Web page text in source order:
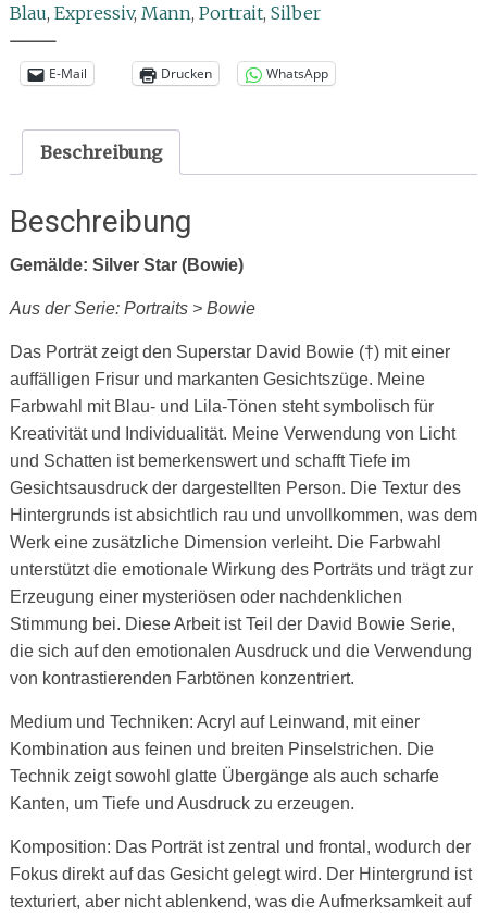
Menge
Blau, Expressiv, Mann, Portrait, Silber
--------------
E-Mail Drucken WhatsApp
Beschreibung
Beschreibung
Gemälde: Silver Star (Bowie)
Aus der Serie: Portraits > Bowie
Das Porträt zeigt den Superstar David Bowie (†) mit einer
auffälligen Frisur und markanten Gesichtszüge. Meine
Farbwahl mit Blau- und Lila-Tönen steht symbolisch für
Kreativität und Individualität. Meine Verwendung von Licht
und Schatten ist bemerkenswert und schafft Tiefe im
Gesichtsausdruck der dargestellten Person. Die Textur des
Hintergrunds ist absichtlich rau und unvollkommen, was dem
Werk eine zusätzliche Dimension verleiht. Die Farbwahl
unterstützt die emotionale Wirkung des Porträts und trägt zur
Erzeugung einer mysteriösen oder nachdenklichen
Stimmung bei. Diese Arbeit ist Teil der David Bowie Serie,
die sich auf den emotionalen Ausdruck und die Verwendung
von kontrastierenden Farbtönen konzentriert.
Medium und Techniken: Acryl auf Leinwand, mit einer
Kombination aus feinen und breiten Pinselstrichen. Die
Technik zeigt sowohl glatte Übergänge als auch scharfe
Kanten, um Tiefe und Ausdruck zu erzeugen.
Komposition: Das Porträt ist zentral und frontal, wodurch der
Fokus direkt auf das Gesicht gelegt wird. Der Hintergrund ist
texturiert, aber nicht ablenkend, was die Aufmerksamkeit auf